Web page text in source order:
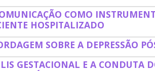
COMO
HOSPITALIZADO
SOBRE A
GESTACIONAL E A CONDUTA